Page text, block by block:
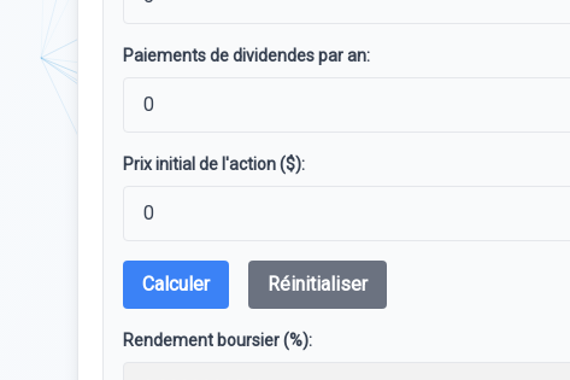
Paiements de dividendes par an:
Prix ​​initial de l'action ($):
Calculer Réinitialiser
Rendement boursier (%):